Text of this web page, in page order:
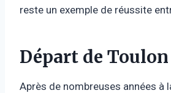
reste un exemple de réussite
Départ de Toulon
Après de nombreuses années à